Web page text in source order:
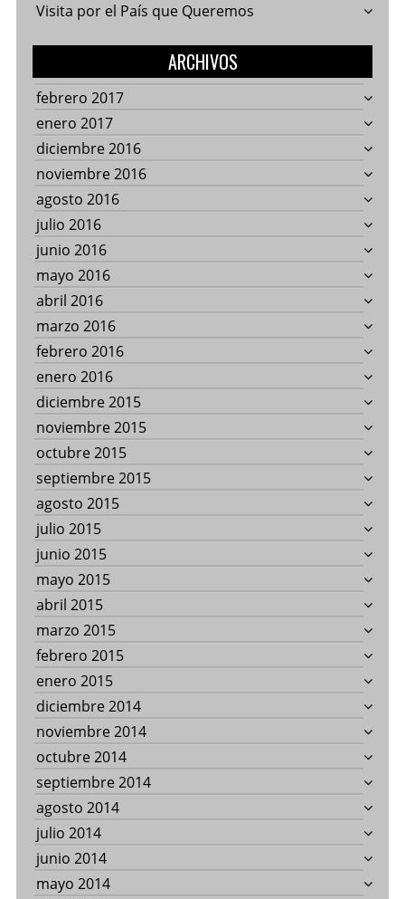
Visita por el País que Queremos
ARCHIVOS
febrero 2017
enero 2017
diciembre 2016
noviembre 2016
agosto 2016
julio 2016
junio 2016
mayo 2016
abril 2016
marzo 2016
febrero 2016
enero 2016
diciembre 2015
noviembre 2015
octubre 2015
septiembre 2015
agosto 2015
julio 2015
junio 2015
mayo 2015
abril 2015
marzo 2015
febrero 2015
enero 2015
diciembre 2014
noviembre 2014
octubre 2014
septiembre 2014
agosto 2014
julio 2014
junio 2014
mayo 2014